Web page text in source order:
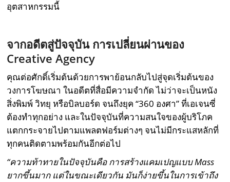
อุตสาหกรรมนี้
จากอดีตสู่ปัจจุบัน การเปลี่ยนผ่านของ
Creative Agency
คุณต่อศักดิ์เริ่มต้นด้วยการพาย้อนกลับไปสู่จุดเริ่มต้นของ
วงการโฆษณา ในอดีตที่สื่อมีความจำกัด ไม่ว่าจะเป็นหนัง
สิ่งพิมพ์ วิทยุ หรือบิลบอร์ด จนถึงยุค “360 องศา” ที่เอเจนซี่
ต้องทำทุกอย่าง และในปัจจุบันที่ความสนใจของผู้บริโภค
แตกกระจายไปตามแพลตฟอร์มต่างๆ จนไม่มีกระแสหลักที่
ทุกคนติดตามพร้อมกันอีกต่อไป
“ความท้าทายในปัจจุบันคือ การสร้างแคมเปญแบบ Mass
ยากขึ้นมาก แต่ในขณะเดียวกัน มันก็ง่ายขึ้นในการเข้าถึง